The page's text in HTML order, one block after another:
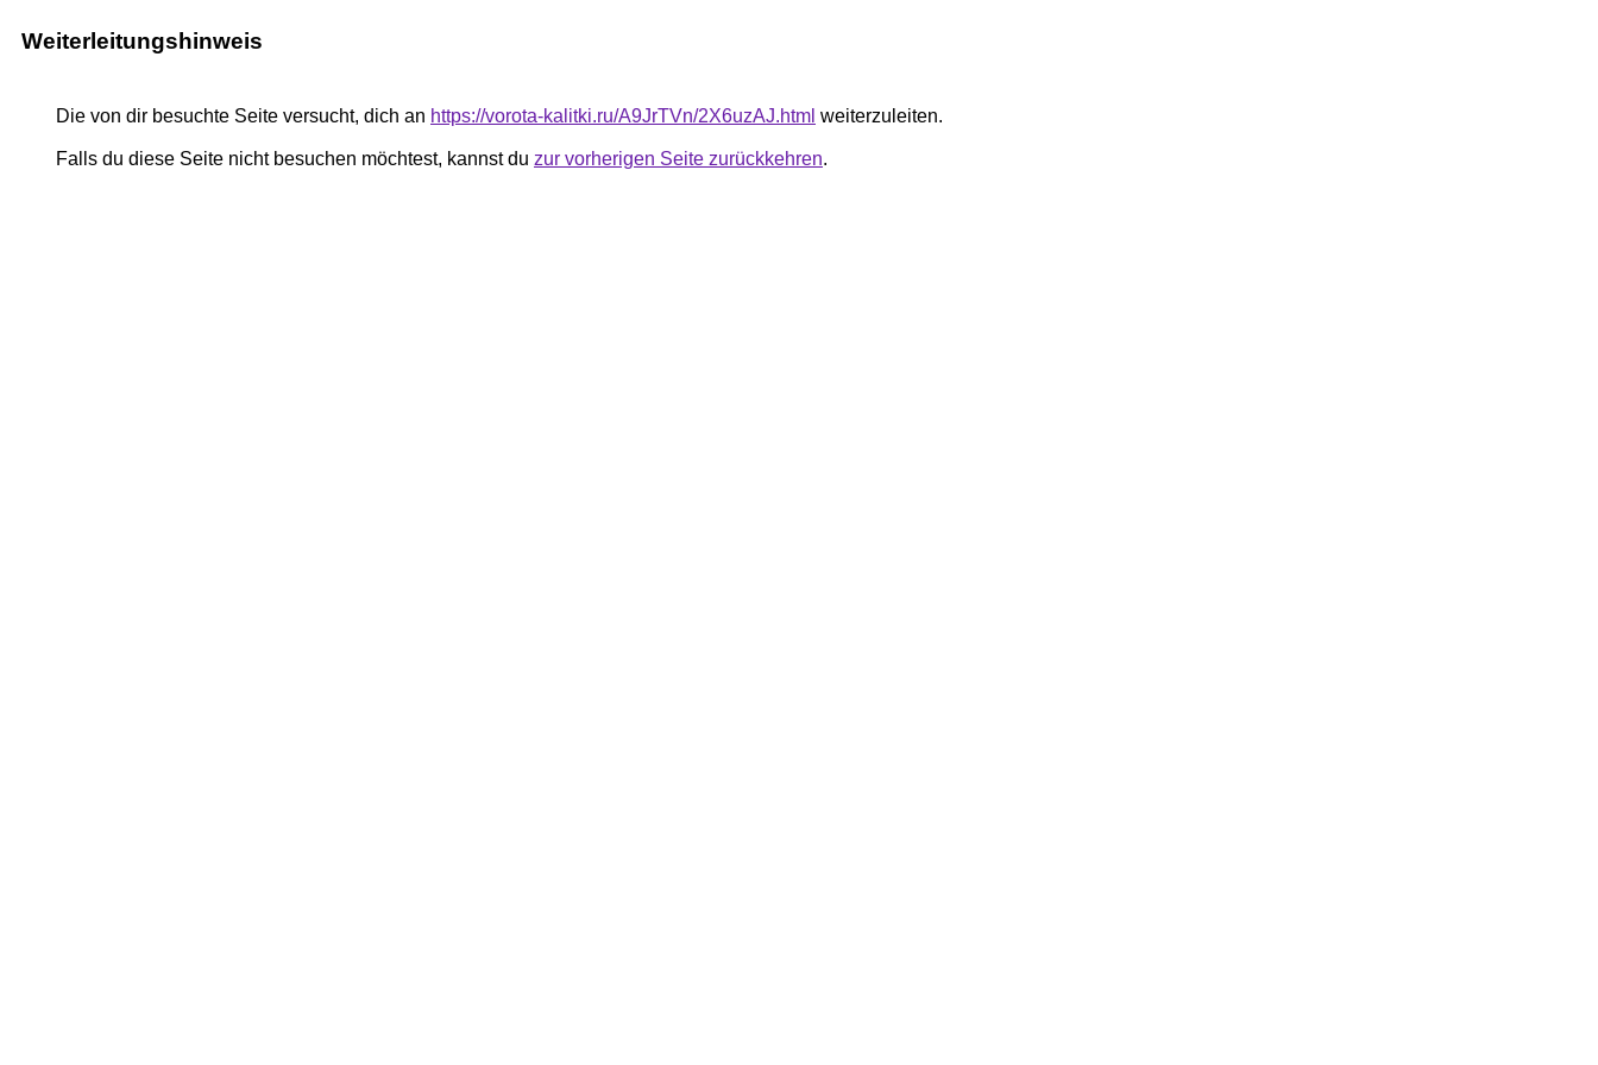
Weiterleitungshinweis
Die von dir besuchte Seite versucht, dich an https://vorota-kalitki.ru/A9JrTVn/2X6uzAJ.html weiterzuleiten.
Falls du diese Seite nicht besuchen möchtest, kannst du zur vorherigen Seite zurückkehren.